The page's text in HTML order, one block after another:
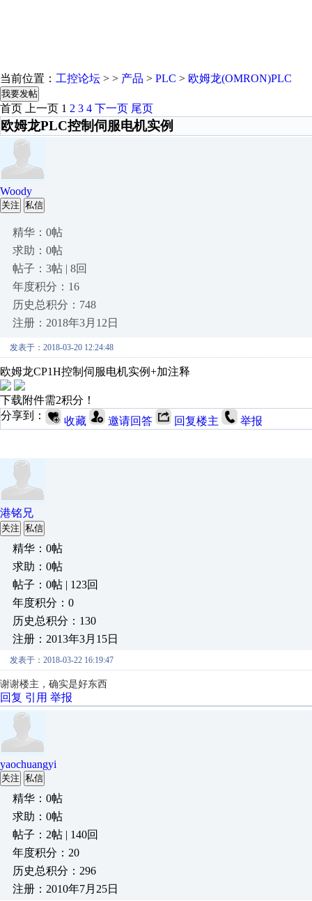
当前位置： 工控论坛 > > 产品 > PLC > 欧姆龙(OMRON)PLC
我要发帖
首页 上一页 1 2 3 4 下一页 尾页
欧姆龙PLC控制伺服电机实例
Woody
关注 私信
精华：0帖
求助：0帖
帖子：3帖 | 8回
年度积分：16
历史总积分：748
注册：2018年3月12日
发表于：2018-03-20 12:24:48
欧姆龙CP1H控制伺服电机实例+加注释
下载附件需2积分！
分享到：
收藏 邀请回答 回复楼主 举报
港铭兄
关注 私信
精华：0帖
求助：0帖
帖子：0帖 | 123回
年度积分：0
历史总积分：130
注册：2013年3月15日
发表于：2018-03-22 16:19:47
谢谢楼主，确实是好东西
回复 引用 举报
yaochuangyi
关注 私信
精华：0帖
求助：0帖
帖子：2帖 | 140回
年度积分：20
历史总积分：296
注册：2010年7月25日